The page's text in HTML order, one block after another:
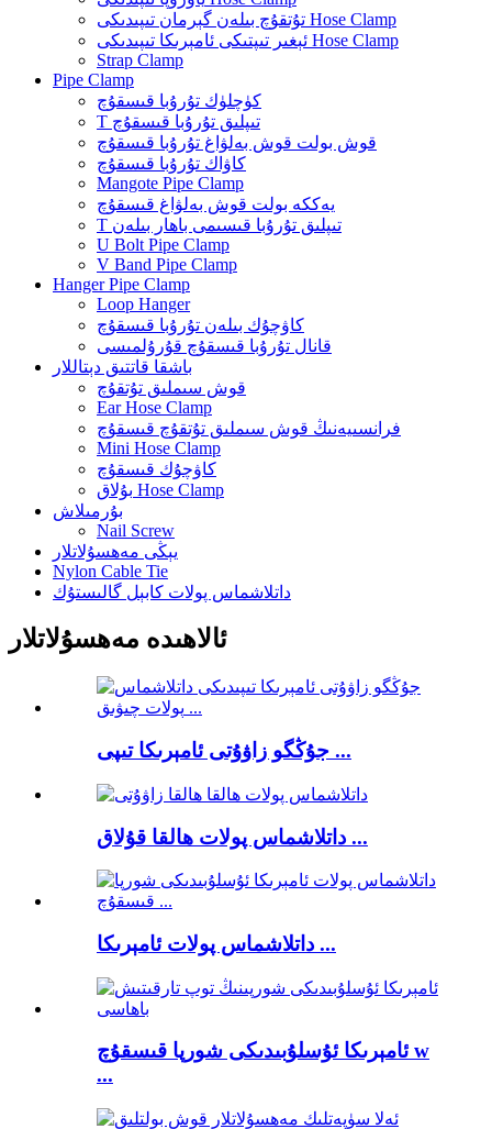
تۇتقۇچ بىلەن گېرمان تىپىدىكى Hose Clamp
ئېغىر تىپتىكى ئامېرىكا تىپىدىكى Hose Clamp
Strap Clamp
Pipe Clamp
كۈچلۈك تۇرۇبا قىسقۇچ
T تىپلىق تۇرۇبا قىسقۇچ
قوش بولت قوش بەلۋاغ تۇرۇبا قىسقۇچ
كاۋاك تۇرۇبا قىسقۇچ
Mangote Pipe Clamp
يەككە بولت قوش بەلۋاغ قىسقۇچ
T تىپلىق تۇرۇبا قىسىمى باھار بىلەن
U Bolt Pipe Clamp
V Band Pipe Clamp
Hanger Pipe Clamp
Loop Hanger
كاۋچۇك بىلەن تۇرۇبا قىسقۇچ
قانال تۇرۇبا قىسقۇچ قۇرۇلمىسى
باشقا قاتتىق دېتاللار
قوش سىملىق تۇتقۇچ
Ear Hose Clamp
فرانسىيەنىڭ قوش سىملىق تۇتقۇچ قىسقۇچ
Mini Hose Clamp
كاۋچۇك قىسقۇچ
بۇلاق Hose Clamp
بۇرمىلاش
Nail Screw
يېڭى مەھسۇلاتلار
Nylon Cable Tie
داتلاشماس پولات كابېل گالىستۇك
ئالاھىدە مەھسۇلاتلار
جۇڭگو زاۋۇتى ئامېرىكا تىپى ...
داتلاشماس پولات ھالقا قۇلاق ...
داتلاشماس پولات ئامېرىكا ...
ئامېرىكا ئۇسلۇبىدىكى شورپا قىسقۇچ w
...